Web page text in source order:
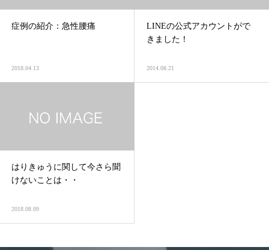
症例の紹介：急性腰痛
2018.04.13
LINEの公式アカウントがで
きました！
2014.08.21
はりきゅうに関して今さら聞
けないことは・・
2018.08.09